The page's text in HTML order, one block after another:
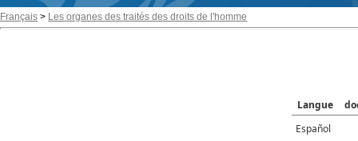
Français > Les organes des traités des droits de l'homme
Langue
Español